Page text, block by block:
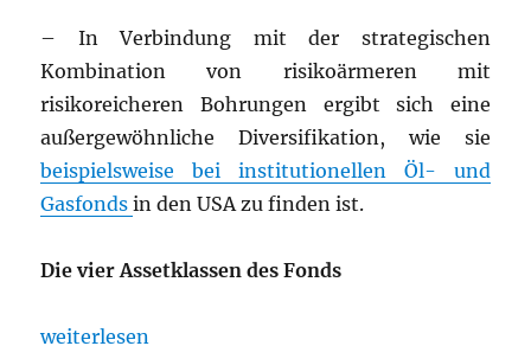
– In Verbindung mit der strategischen
Kombination von risikoärmeren mit
risikoreicheren Bohrungen ergibt sich eine
außergewöhnliche Diversifikation, wie sie
beispielsweise bei institutionellen Öl- und
Gasfondsin den USA zu finden ist.
Die vier Assetklassen des Fonds
„„Pylon Fonds“ Ein beeindruckender Öl- und
weiterlesen